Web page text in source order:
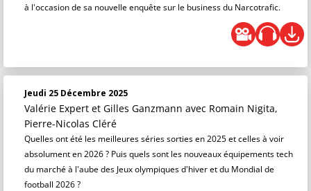
à l'occasion de sa nouvelle enquête sur le business du Narcotrafic.
Jeudi 25 Décembre 2025
Valérie Expert et Gilles Ganzmann avec Romain Nigita,
Pierre-Nicolas Cléré
Quelles ont été les meilleures séries sorties en 2025 et celles à voir
absolument en 2026 ? Puis quels sont les nouveaux équipements tech
du marché à l'aube des Jeux olympiques d'hiver et du Mondial de
football 2026 ?